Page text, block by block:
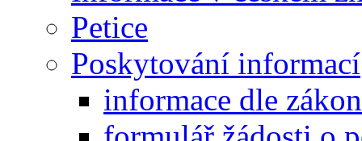
Petice
Poskytování informací
informace dle